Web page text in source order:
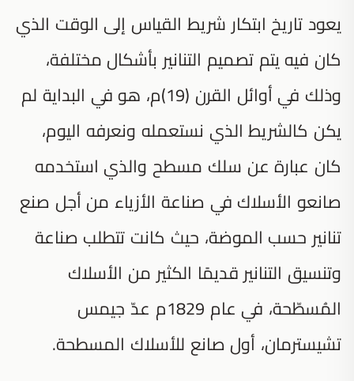
يعود تاريخ ابتكار شريط القياس إلى الوقت الذي
كان فيه يتم تصميم التنانير بأشكال مختلفة،
وذلك في أوائل القرن (19)م، هو في البداية لم
يكن كالشريط الذي نستعمله ونعرفه اليوم،
كان عبارة عن سلك مسطح والذي استخدمه
صانعو الأسلاك في صناعة الأزياء من أجل صنع
تنانير حسب الموضة، حيث كانت تتطلب صناعة
وتنسيق التنانير قديمًا الكثير من الأسلاك
المُسطّحة، في عام 1829م عدّ جيمس
تشيسترمان، أول صانع للأسلاك المسطحة.